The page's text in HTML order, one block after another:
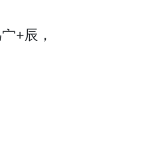
+辰，